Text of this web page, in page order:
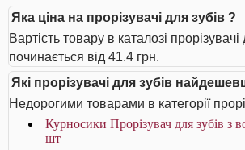
Яка ціна на прорізувачі для зубів ?
Вартість товару в каталозі прорізувачі
починається від 41.4 грн.
Які прорізувачі для зубів
Недорогими товарами в категорії
Курносики Прорізувач для зубів з
шт